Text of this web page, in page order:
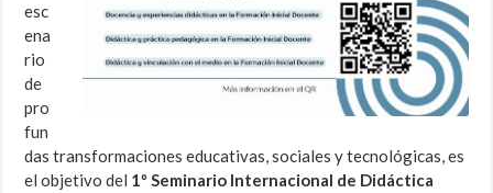
esc
ena
rio
de
pro
fun
das transformaciones educativas, sociales y tecnológicas, es
el objetivo del 1º Seminario Internacional de Didáctica